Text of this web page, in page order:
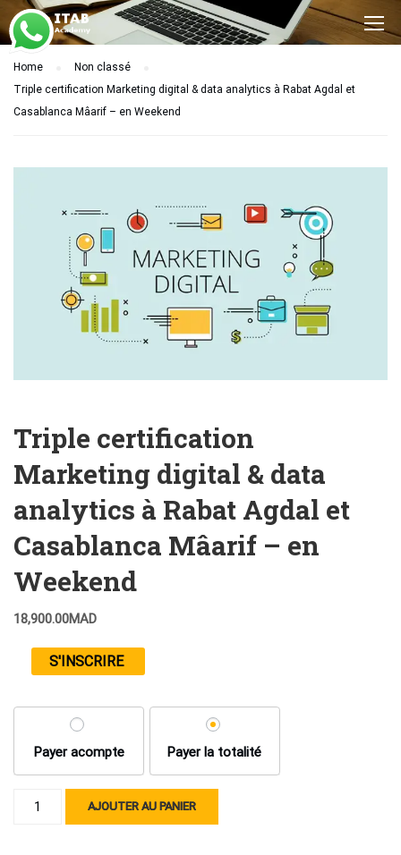
Home
Non classé
Triple certification Marketing digital & data analytics à Rabat Agdal et
Casablanca Mâarif – en Weekend
Triple certification
Marketing digital & data
analytics à Rabat Agdal et
Casablanca Mâarif – en
Weekend
18,900.00MAD
S'INSCRIRE
Payer acompte Payer la totalité
quantité
AJOUTER AU PANIER